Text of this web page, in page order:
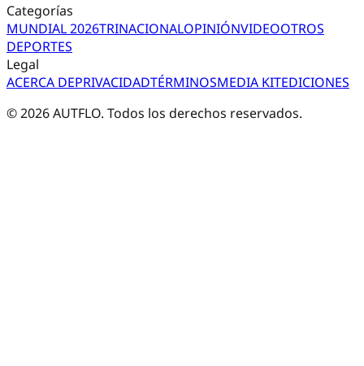
Categorías
MUNDIAL 2026TRINACIONALOPINIÓNVIDEOOTROS
DEPORTES
Legal
ACERCA DEPRIVACIDADTÉRMINOSMEDIA KITEDICIONES
©2026AUTFLO. Todos los derechos reservados.